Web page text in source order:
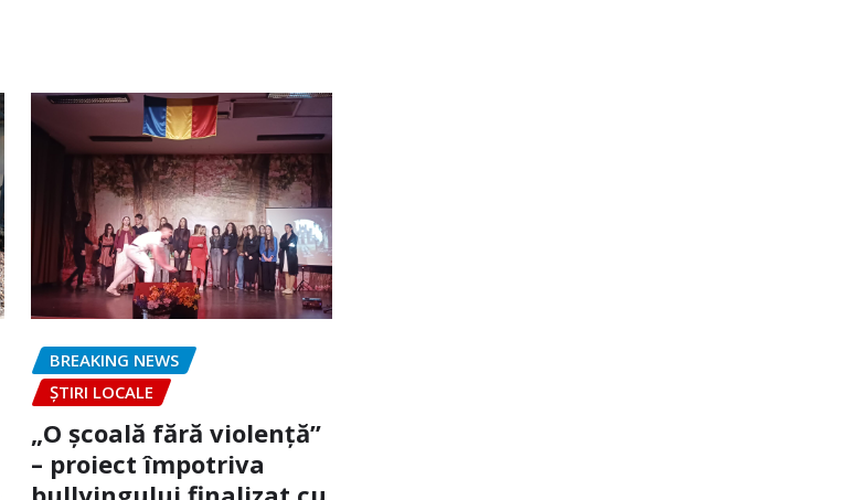
BREAKING NEWS
ȘTIRI LOCALE
„O școală fără violență”
– proiect împotriva